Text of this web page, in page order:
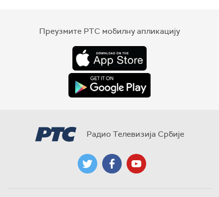
Преузмите РТС мобилну апликацију
Радио Телевизија Србије